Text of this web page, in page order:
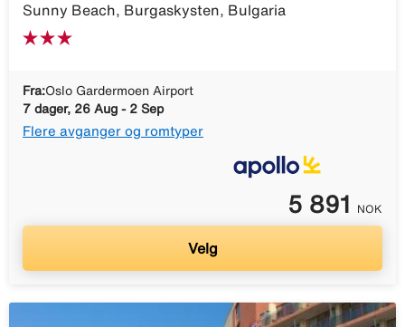
Sunny Beach, Burgaskysten, Bulgaria
Fra:Oslo Gardermoen Airport
7 dager, 26 Aug - 2 Sep
Flere avganger og romtyper
5 891 NOK
Velg